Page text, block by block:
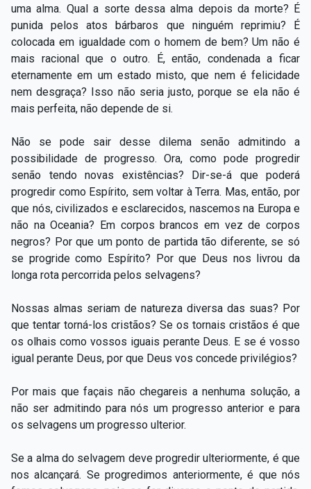
uma alma. Qual a sorte dessa alma depois da morte? É
punida pelos atos bárbaros que ninguém reprimiu? É
colocada em igualdade com o homem de bem? Um não é
mais racional que o outro. É, então, condenada a ficar
eternamente em um estado misto, que nem é felicidade
nem desgraça? Isso não seria justo, porque se ela não é
mais perfeita, não depende de si.
Não se pode sair desse dilema senão admitindo a
possibilidade de progresso. Ora, como pode progredir
senão tendo novas existências? Dir-se-á que poderá
progredir como Espírito, sem voltar à Terra. Mas, então, por
que nós, civilizados e esclarecidos, nascemos na Europa e
não na Oceania? Em corpos brancos em vez de corpos
negros? Por que um ponto de partida tão diferente, se só
se progride como Espírito? Por que Deus nos livrou da
longa rota percorrida pelos selvagens?
Nossas almas seriam de natureza diversa das suas? Por
que tentar torná-los cristãos? Se os tornais cristãos é que
os olhais como vossos iguais perante Deus. E se é vosso
igual perante Deus, por que Deus vos concede privilégios?
Por mais que façais não chegareis a nenhuma solução, a
não ser admitindo para nós um progresso anterior e para
os selvagens um progresso ulterior.
Se a alma do selvagem deve progredir ulteriormente, é que
nos alcançará. Se progredimos anteriormente, é que nós